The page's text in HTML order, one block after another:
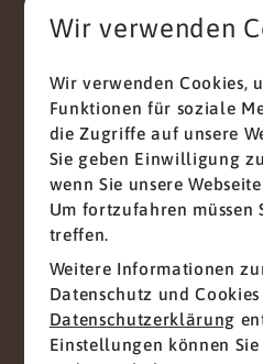
Telefon
Nachricht
Wir verwenden
Wir verwenden Cookies,
Funktionen für soziale
die Zugriffe auf unsere
Sie geben Einwilligung
wenn Sie unsere
Um fortzufahren müssen
treffen.
Weitere Informationen
Datenschutz und
Datenschutzerklärung
Einstellungen können